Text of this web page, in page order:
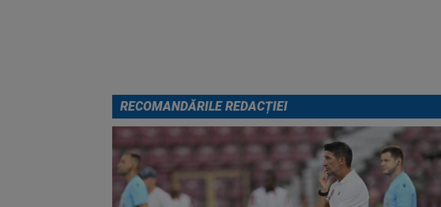
RECOMANDĂRILE REDACȚIEI